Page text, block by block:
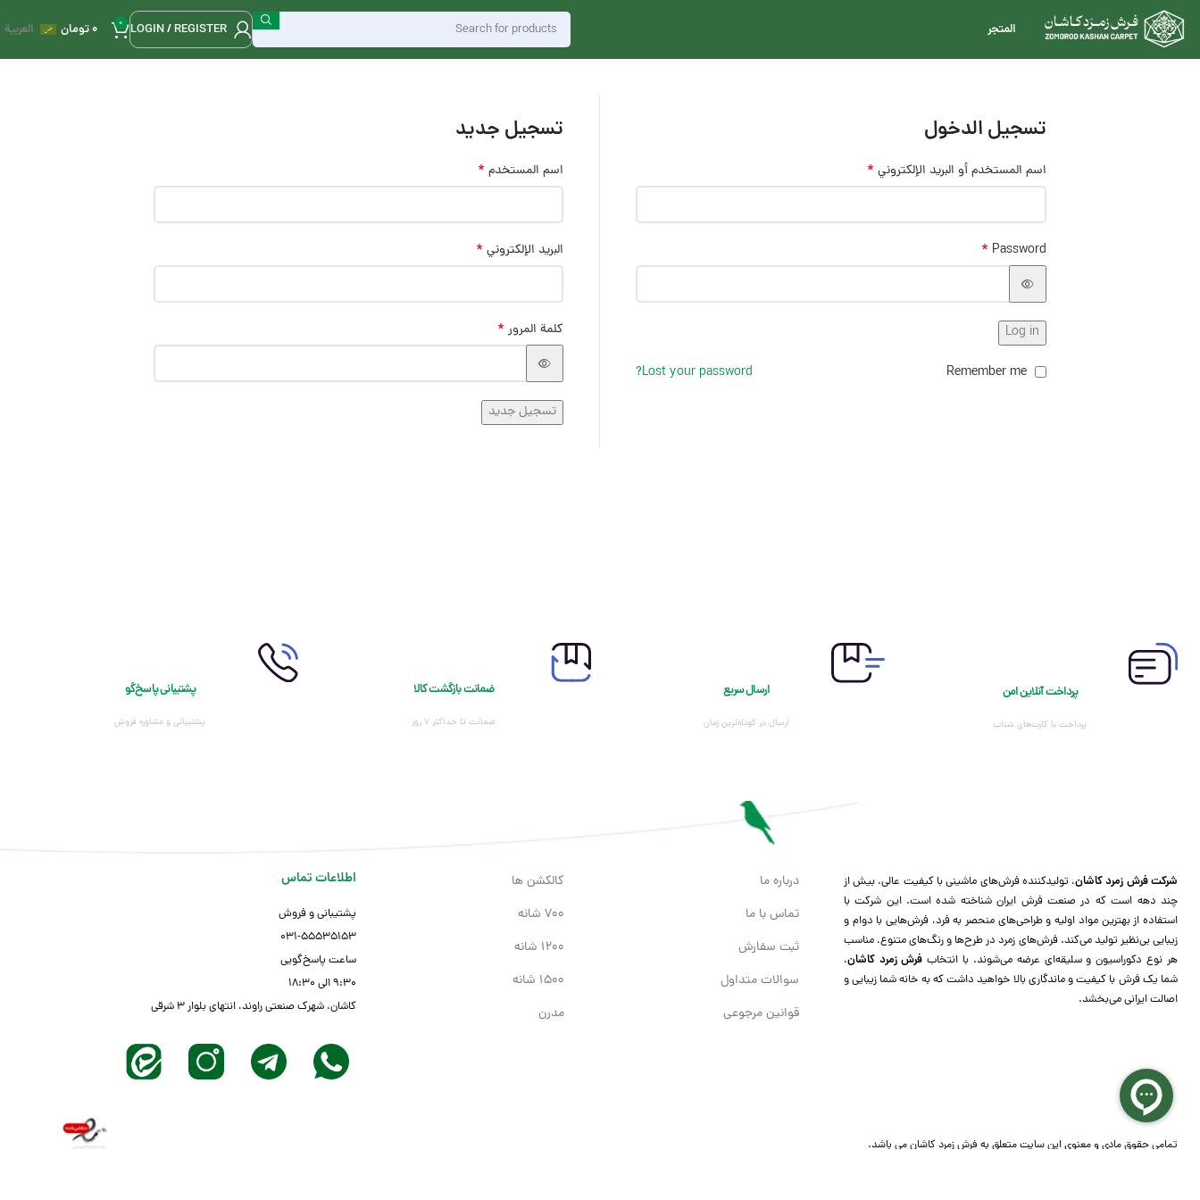
المتجر LOGIN / REGISTER
0
0تومان العربية
تسجيل الدخول
اسم المستخدم أو البريد الإلكتروني *
Password
*
Log in
Lost your password? Remember me
تسجيل جديد
اسم المستخدم *
البريد الإلكتروني *
كلمة المرور *
تسجيل جديد
پرداخت آنلاین امن
پرداخت با کارت‌های شتاب
ارسال سریع
ارسال در کوتاه‌ترین زمان
ضمانت بازگشت کالا
ضمانت تا حداکثر ۷ روز
پشتیبانی پاسخ‌گو
پشتیبانی و مشاوره فروش
شرکت فرش زمرد کاشان، تولیدکننده فرش‌های ماشینی با کیفیت عالی، بیش از
چند دهه است که در صنعت فرش ایران شناخته شده است. این شرکت با
استفاده از بهترین مواد اولیه و طراحی‌های منحصر به فرد، فرش‌هایی با دوام و
زیبایی بی‌نظیر تولید می‌کند. فرش‌های زمرد در طرح‌ها و رنگ‌های متنوع، مناسب
هر نوع دکوراسیون و سلیقه‌ای عرضه می‌شوند. با انتخاب فرش زمرد کاشان،
شما یک فرش با کیفیت و ماندگاری بالا خواهید داشت که به خانه شما زیبایی و
اصالت ایرانی می‌بخشد.
درباره ما
تماس با ما
ثبت سفارش
سوالات متداول
قوانین مرجوعی
کالکشن ها
700 شانه
1200 شانه
1500 شانه
مدرن
اطلاعات تماس
پشتیبانی و فروش
03۱-55535153
ساعت پاسخ‌گویی
۹:۳۰ الی ۱۸:۳۰
کاشان، شهرک صنعتی راوند، انتهای بلوار ۳ شرقی
تمامی حقوق مادی و معنوی این سایت متعلق به فرش زمرد کاشان می باشد.